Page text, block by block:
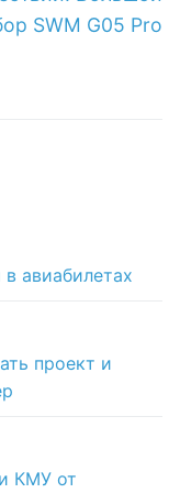
SWM G05 Pro
авиабилетах
проект и
КМУ от